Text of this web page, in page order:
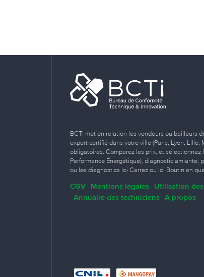
BCTI met en relation les vendeurs ou bailleurs
expert certifié dans votre ville (Paris, Lyon,
obligatoires. Comparez les prix, et
Performance Énergétique), diagnostic amiante,
ou les diagnostics loi Carrez ou loi Boutin en
CGV - Mentions légales - Utilisation
- Annuaire des techniciens - A propos